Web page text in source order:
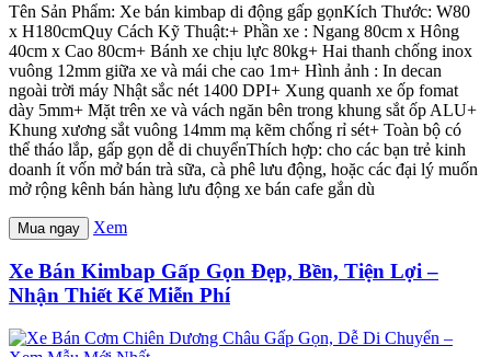
Tên Sản Phẩm: Xe bán kimbap di động gấp gọnKích Thước: W80
x H180cmQuy Cách Kỹ Thuật:+ Phần xe : Ngang 80cm x Hông
40cm x Cao 80cm+ Bánh xe chịu lực 80kg+ Hai thanh chống inox
vuông 12mm giữa xe và mái che cao 1m+ Hình ảnh : In decan
ngoài trời máy Nhật sắc nét 1400 DPI+ Xung quanh xe ốp fomat
dày 5mm+ Mặt trên xe và vách ngăn bên trong khung sắt ốp ALU+
Khung xương sắt vuông 14mm mạ kẽm chống rỉ sét+ Toàn bộ có
thể tháo lắp, gấp gọn dễ di chuyểnThích hợp: cho các bạn trẻ kinh
doanh ít vốn mở bán trà sữa, cà phê lưu động, hoặc các đại lý muốn
mở rộng kênh bán hàng lưu động xe bán cafe gắn dù
Mua ngay Xem
Xe Bán Kimbap Gấp Gọn Đẹp, Bền, Tiện Lợi –
Nhận Thiết Kế Miễn Phí